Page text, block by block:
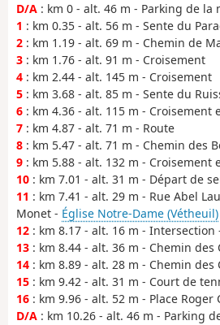
D/A : km 0 - alt. 46 m - Parking de la
1 : km 0.35 - alt. 56 m - Sente du
2 : km 1.19 - alt. 69 m - Chemin de
3 : km 1.76 - alt. 91 m - Croisement
4 : km 2.44 - alt. 145 m - Croisement
5 : km 3.68 - alt. 85 m - Sente du
6 : km 4.36 - alt. 115 m - Croisement
7 : km 4.87 - alt. 71 m - Route
8 : km 5.47 - alt. 71 m - Chemin des
9 : km 5.88 - alt. 132 m - Croisement
10 : km 7.01 - alt. 31 m - Départ de
11 : km 7.41 - alt. 29 m - Rue Abel
Monet - Église Notre-Dame (Vétheuil)
12 : km 8.17 - alt. 16 m - Intersection
13 : km 8.44 - alt. 36 m - Chemin des
14 : km 8.89 - alt. 28 m - Chemin des
15 : km 9.42 - alt. 31 m - Court de
16 : km 9.96 - alt. 52 m - Place Roger
D/A : km 10.26 - alt. 46 m - Parking